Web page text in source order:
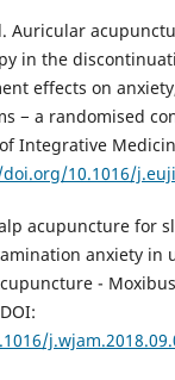
Auricular
in the
effects on
− a randomised
Integrative
10.1016/
acupuncture for
anxiety in
-